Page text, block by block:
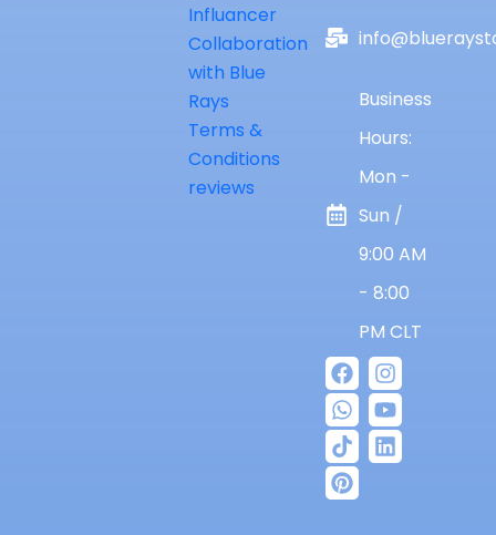
Influancer
Collaboration
with Blue
Rays
Terms &
Conditions
reviews
Business
Hours:
Mon -
Sun /
9:00 AM
- 8:00
PM CLT